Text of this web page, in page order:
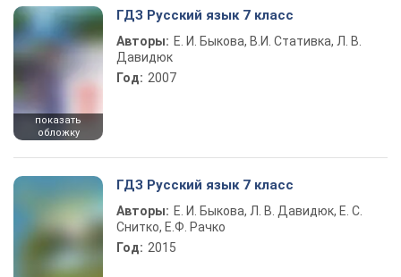
показать
обложку
ГДЗ Русский язык 7 класс
Авторы: Е. И. Быкова, В.И. Стативка, Л. В.
Давидюк
Год: 2007
ГДЗ Русский язык 7 класс
Авторы: Е. И. Быкова, Л. В. Давидюк, Е. С.
Снитко, Е.Ф. Рачко
Год: 2015